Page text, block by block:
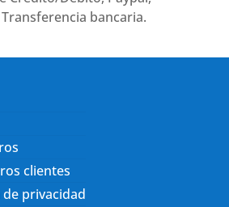
bancaria.
clientes
privacidad